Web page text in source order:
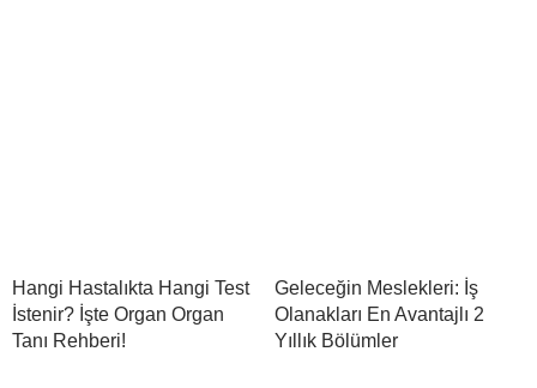
Hangi Hastalıkta Hangi Test
İstenir? İşte Organ Organ
Tanı Rehberi!
Geleceğin Meslekleri: İş
Olanakları En Avantajlı 2
Yıllık Bölümler